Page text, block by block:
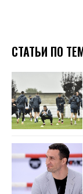
СТАТЬИ ПО